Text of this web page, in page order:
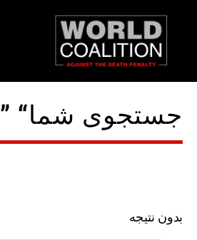
جستجوی شما“ ”
بدون نتیجه